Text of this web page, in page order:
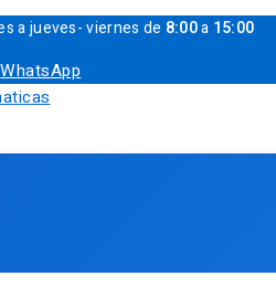
a jueves- viernes de 8:00a 15:00
WhatsApp